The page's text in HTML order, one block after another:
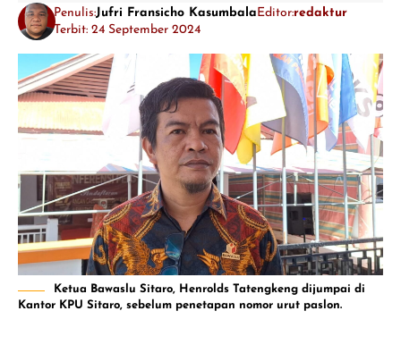
Penulis:Jufri Fransicho KasumbalaEditor:redaktur
Terbit: 24 September 2024
Ketua Bawaslu Sitaro, Henrolds Tatengkeng dijumpai di
Kantor KPU Sitaro, sebelum penetapan nomor urut paslon.